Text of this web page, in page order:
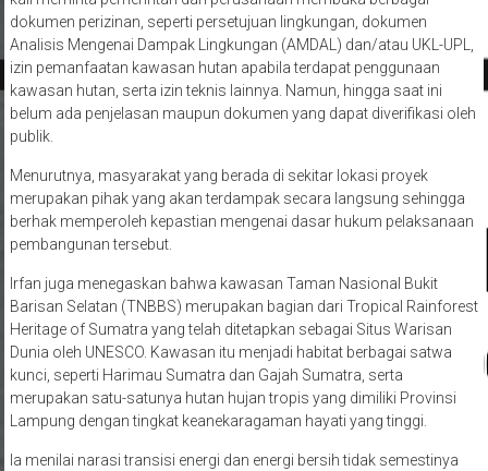
dokumen perizinan, seperti persetujuan lingkungan, dokumen
Analisis Mengenai Dampak Lingkungan (AMDAL) dan/atau UKL-UPL,
izin pemanfaatan kawasan hutan apabila terdapat penggunaan
kawasan hutan, serta izin teknis lainnya. Namun, hingga saat ini
belum ada penjelasan maupun dokumen yang dapat diverifikasi oleh
publik.
Menurutnya, masyarakat yang berada di sekitar lokasi proyek
merupakan pihak yang akan terdampak secara langsung sehingga
berhak memperoleh kepastian mengenai dasar hukum pelaksanaan
pembangunan tersebut.
Irfan juga menegaskan bahwa kawasan Taman Nasional Bukit
Barisan Selatan (TNBBS) merupakan bagian dari Tropical Rainforest
Heritage of Sumatra yang telah ditetapkan sebagai Situs Warisan
Dunia oleh UNESCO. Kawasan itu menjadi habitat berbagai satwa
kunci, seperti Harimau Sumatra dan Gajah Sumatra, serta
merupakan satu-satunya hutan hujan tropis yang dimiliki Provinsi
Lampung dengan tingkat keanekaragaman hayati yang tinggi.
Ia menilai narasi transisi energi dan energi bersih tidak semestinya